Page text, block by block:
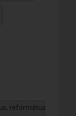
református